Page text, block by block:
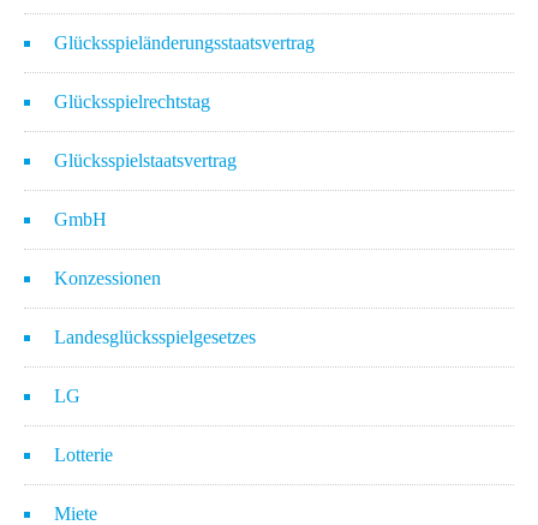
Glücksspieländerungsstaatsvertrag
Glücksspielrechtstag
Glücksspielstaatsvertrag
GmbH
Konzessionen
Landesglücksspielgesetzes
LG
Lotterie
Miete